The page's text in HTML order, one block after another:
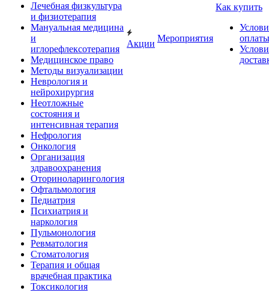
Лечебная физкультура
и физиотерапия
Мануальная медицина
и
иглорефлексотерапия
Медицинское право
Методы визуализации
Неврология и
нейрохирургия
Неотложные
состояния и
интенсивная терапия
Нефрология
Онкология
Организация
здравоохранения
Оториноларингология
Офтальмология
Педиатрия
Психиатрия и
наркология
Пульмонология
Ревматология
Стоматология
Терапия и общая
врачебная практика
Токсикология
Акции
Мероприятия
Как купить
оплаты